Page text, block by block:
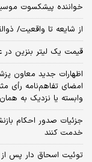
خواننده پیشکسوت
از شایعه تا واقعیت/
قیمت یک لیتر بنزین در
امضای تفاهم‌نامه رأی
وابسته یا نزدیک به
خدمت کنند
توئیت اسحاق دار پس